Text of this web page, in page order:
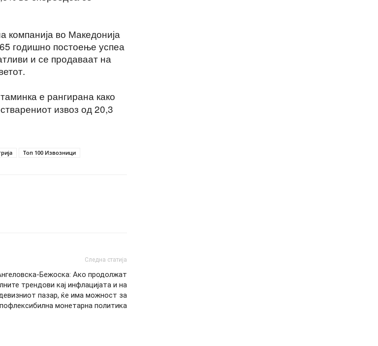
компанија во Македонија
годишно постоење успеа
и се продаваат на
е рангирана како
извоз од 20,3
Топ 100 Извозници
Следна статија
Бежоска: Ако продолжат
трендови кај инфлацијата и на
пазар, ќе има можност за
пофлексибилна монетарна политика